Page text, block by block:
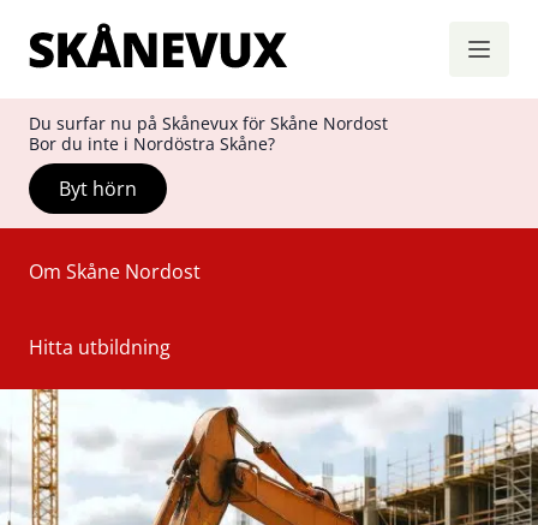
Hoppa till innehåll
Skånevux
Du surfar nu på Skånevux för Skåne Nordost
Bor du inte i Nordöstra Skåne?
Byt hörn
Om Skåne Nordost
Hitta utbildning